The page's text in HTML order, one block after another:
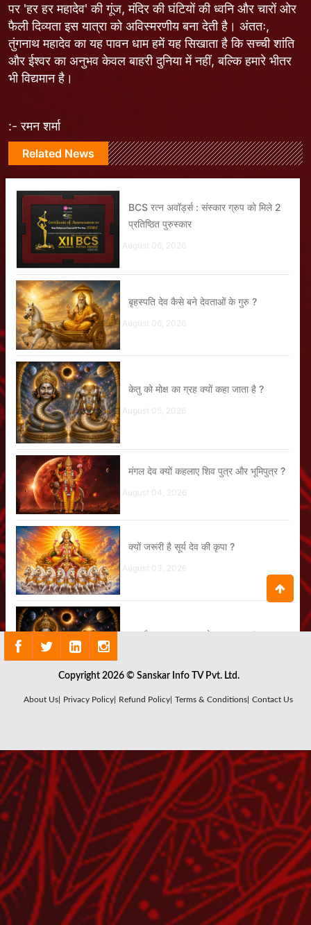
पर 'हर हर महादेव' की गूंज, मंदिर की घंटियों की ध्वनि और चारों ओर
फैली दिव्यता इस यात्रा को अविस्मरणीय बना देती है। अंततः,
तुंगनाथ महादेव का यह पावन धाम हमें यह सिखाता है कि सच्ची शांति
और ईश्वर का अनुभव केवल बाहरी दुनिया में नहीं, बल्कि हमारे भीतर
भी विद्यमान है।
:- रमन शर्मा
Related News
BCS रत्न अवॉर्ड्स : संस्कार ग्रुप को मिले 2
प्रतिष्ठित पुरुस्कार
August 06, 2026
बृहस्पति देव कैसे बने देवताओं के गुरु ?
August 06, 2026
केतु को मोक्ष का ग्रह क्यों कहा जाता है ?
August 05, 2026
मंगल देव क्यों कहलाए शिव पुत्र और भूमिपुत्र ?
August 04, 2026
क्यों जरूरी है सूर्य देव की कृपा ?
August 03, 2026
क्या है राहु ग्रह का सबसे बड़ा रहस्य ?
शनि देव का पूजन क्यों है जरूरी ?
July 25, 2026
शुक्रवार का माँ लक्ष्मी और शुक्र देव से क्या है
संबंध?
July 24, 2026
Copyright 2026 © Sanskar Info TV Pvt. Ltd.
About Us| Privacy Policy| Refund Policy| Terms & Conditions| Contact Us